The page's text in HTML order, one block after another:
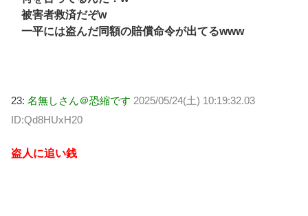
被害者救済だぞw
一平には盗んだ同額の賠償命令が出てるwww
23: 名無しさん＠恐縮です 2025/05/24(土) 10:19:32.03
ID:Qd8HUxH20
盗人に追い銭